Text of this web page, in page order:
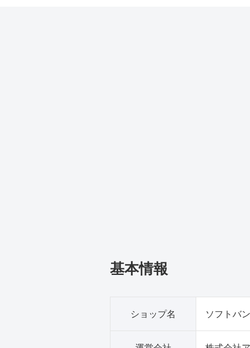
基本情報
ショップ名 ソフトバ